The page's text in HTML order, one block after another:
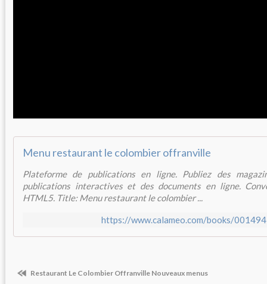
Menu restaurant le colombier offranville
Plateforme de publications en ligne. Publiez des
publications interactives et des documents en ligne.
HTML5. Title: Menu restaurant le colombier ...
https://www.calameo.com/books/
Restaurant Le Colombier Offranville Nouveaux menus